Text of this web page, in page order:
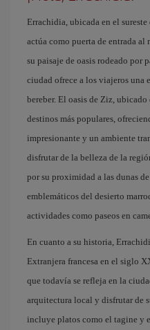
Errachidia, ubicada en el
actúa como puerta de entrada al
su paisaje de oasis rodeado por
ciudad ofrece a los viajeros una
bereber. El oasis de Ziz,
destinos más populares,
impresionante y un ambiente
disfrutar de la belleza de la
por su proximidad a las dunas
emblemáticos del desierto
actividades como paseos en
En cuanto a su historia,
Extranjera francesa en el siglo
que todavía se refleja en la
arquitectura local y disfrutar de
incluye platos como el tagine y